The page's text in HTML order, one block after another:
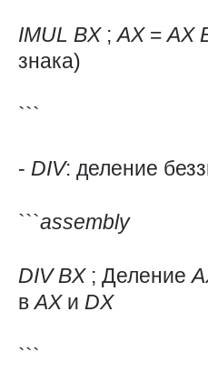
IMUL BX ;AX=AX
знака)
```
- DIV: деление
```assembly
DIVBX ; Деление
вAX и DX
```